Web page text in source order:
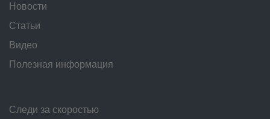
Новости
Статьи
Видео
Полезная информация
Следи за скоростью